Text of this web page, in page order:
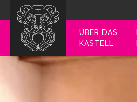
ÜBER DAS
KASTELL